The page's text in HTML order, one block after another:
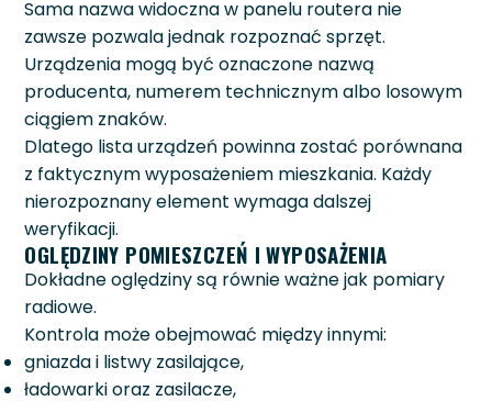
Sama nazwa widoczna w panelu routera nie
zawsze pozwala jednak rozpoznać sprzęt.
Urządzenia mogą być oznaczone nazwą
producenta, numerem technicznym albo losowym
ciągiem znaków.
Dlatego lista urządzeń powinna zostać porównana
z faktycznym wyposażeniem mieszkania. Każdy
nierozpoznany element wymaga dalszej
weryfikacji.
OGLĘDZINY POMIESZCZEŃ I WYPOSAŻENIA
Dokładne oględziny są równie ważne jak pomiary
radiowe.
Kontrola może obejmować między innymi:
gniazda i listwy zasilające,
ładowarki oraz zasilacze,